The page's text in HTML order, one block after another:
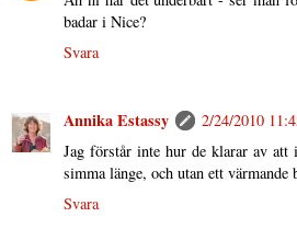
badar i Nice?
Svara
Annika Estassy
2/24/2010
Jag förstår inte hur de klarar av att
simma länge, och utan ett värmande
Svara